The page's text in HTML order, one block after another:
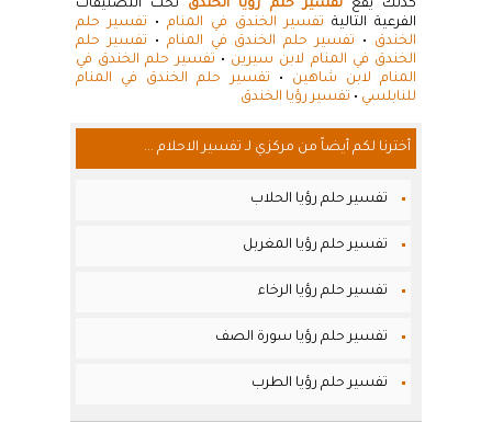
كذلك يقعتفسير حلم رؤيا الخندق تحت التصنيفات
الفرعية التالية تفسير الخندق في المنام • تفسير حلم
الخندق • تفسير حلم الخندق في المنام • تفسير حلم
الخندق في المنام لابن سيرين • تفسير حلم الخندق في
المنام لابن شاهين • تفسير حلم الخندق في المنام
للنابلسي • تفسير رؤيا الخندق
أخترنا لكم أيضاً من مركزي لـ تفسير الاحلام ...
تفسير حلم رؤيا الحلاب
تفسير حلم رؤيا المغربل
تفسير حلم رؤيا الرخاء
تفسير حلم رؤيا سورة الصف
تفسير حلم رؤيا الطرب